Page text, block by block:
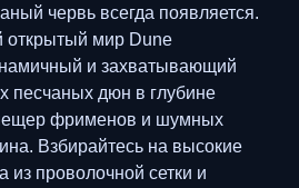
червь всегда появляется.
открытый мир Dune
и захватывающий
песчаных дюн в глубине
фрименов и шумных
Взбирайтесь на высокие
проволочной сетки и